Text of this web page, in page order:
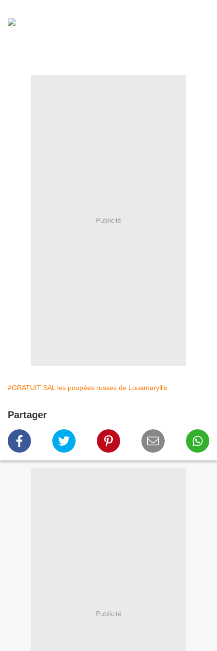
Publicité
#GRATUIT SAL les poupées russes de Louamaryllis
Partager
Publicité